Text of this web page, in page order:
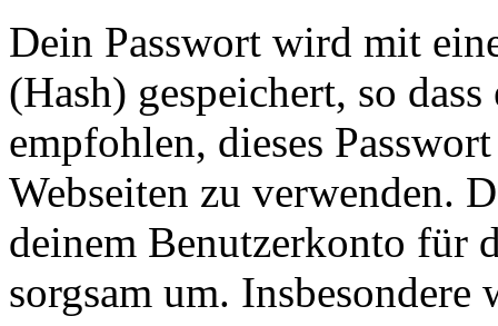
Dein Passwort wird mit
(Hash) gespeichert, so
empfohlen, dieses
Webseiten zu verwenden.
deinem Benutzerkonto für
sorgsam um.